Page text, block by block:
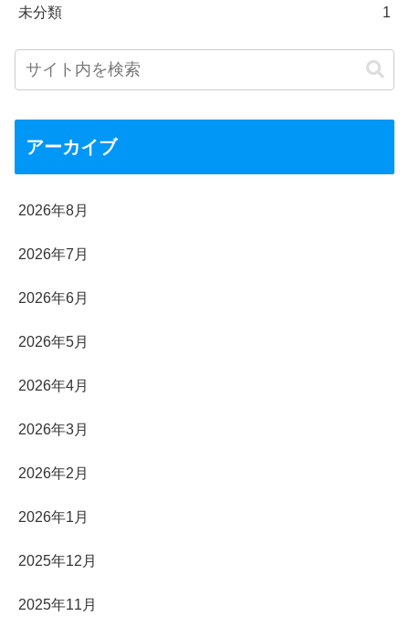
未分類 1
アーカイブ
2026年8月
2026年7月
2026年6月
2026年5月
2026年4月
2026年3月
2026年2月
2026年1月
2025年12月
2025年11月